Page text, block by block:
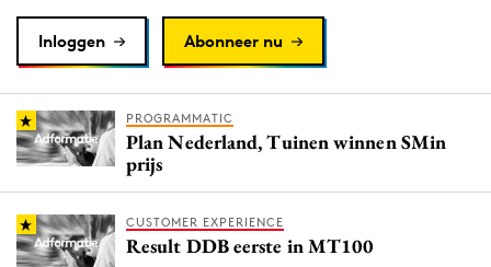
Reputatie & crisis
Inloggen Abonneer nu
PROGRAMMATIC
Plan Nederland, Tuinen winnen SMin
prijs
CUSTOMER EXPERIENCE
Result DDB eerste in MT100